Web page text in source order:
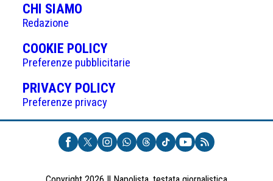
CHI SIAMO
Redazione
COOKIE POLICY(APRE
IN
UNA
NUOVA
Preferenze pubblicitarie
PRIVACY POLICY(APRE
UNA
NUOVA
SCHEDA)
Preferenze privacy